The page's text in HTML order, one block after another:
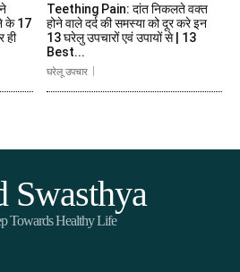
के 17
ही
Teething Pain: दांत निकलते वक्त
होने वाले दर्द की समस्या को दूर करे इन
13 घरेलु उपचारों एवं उपायों से | 13
Best...
घरेलू उपचार
Swasthya
Towards Healthy Life